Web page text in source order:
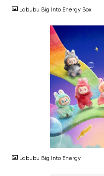
Labubu Big Into Energy Box
Labubu Big Into Energy